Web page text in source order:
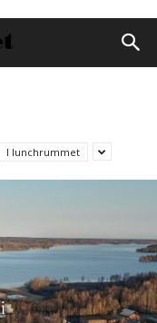
I lunchrummet